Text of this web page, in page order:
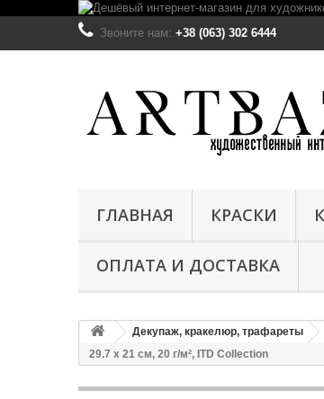
Звоните нам: +38 (063) 302 6444
ГЛАВНАЯ КРАСКИ
ОПЛАТА И ДОСТАВКА
Декупаж, кракелюр, трафареты
29.7 x 21 см, 20 г/м², ITD Collection